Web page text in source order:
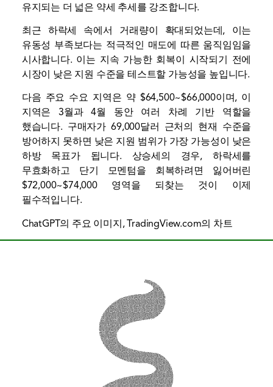
유지되는 더 넓은 약세 추세를 강조합니다.
최근 하락세 속에서 거래량이 확대되었는데, 이는
유동성 부족보다는 적극적인 매도에 따른 움직임임을
시사합니다. 이는 지속 가능한 회복이 시작되기 전에
시장이 낮은 지원 수준을 테스트할 가능성을 높입니다.
다음 주요 수요 지역은 약 $64,500~$66,000이며, 이
지역은 3월과 4월 동안 여러 차례 기반 역할을
했습니다. 구매자가 69,000달러 근처의 현재 수준을
방어하지 못하면 낮은 지원 범위가 가장 가능성이 낮은
하방 목표가 됩니다. 상승세의 경우, 하락세를
무효화하고 단기 모멘텀을 회복하려면 잃어버린
$72,000~$74,000 영역을 되찾는 것이 이제
필수적입니다.
ChatGPT의 주요 이미지, TradingView.com의 차트